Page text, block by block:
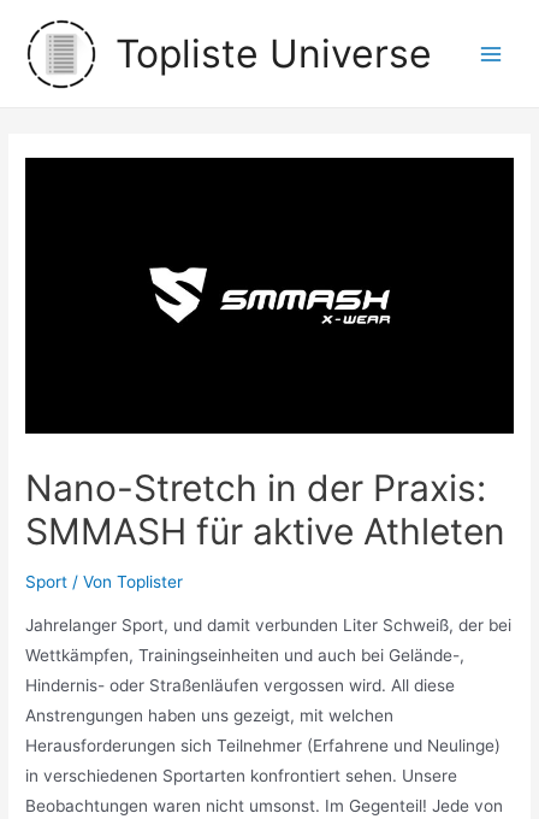
Inhalt
springen
Topliste Universe
Nano-Stretch in der Praxis:
SMMASH für aktive Athleten
Sport / VonToplister
Jahrelanger Sport, und damit verbunden Liter Schweiß, der bei
Wettkämpfen, Trainingseinheiten und auch bei Gelände-,
Hindernis- oder Straßenläufen vergossen wird. All diese
Anstrengungen haben uns gezeigt, mit welchen
Herausforderungen sich Teilnehmer (Erfahrene und Neulinge)
in verschiedenen Sportarten konfrontiert sehen. Unsere
Beobachtungen waren nicht umsonst. Im Gegenteil! Jede von